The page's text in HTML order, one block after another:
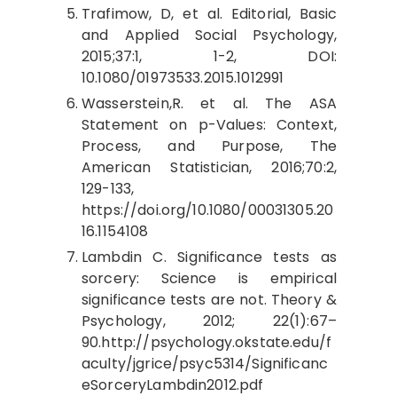
Trafimow, D, et al. Editorial, Basic
and Applied Social Psychology,
2015;37:1, 1-2, DOI:
10.1080/01973533.2015.1012991
Wasserstein,R. et al. The ASA
Statement on p-Values: Context,
Process, and Purpose, The
American Statistician, 2016;70:2,
129-133,
https://doi.org/10.1080/00031305.20
16.1154108
Lambdin C. Significance tests as
sorcery: Science is empirical
significance tests are not. Theory &
Psychology, 2012; 22(1):67–
90.http://psychology.okstate.edu/f
aculty/jgrice/psyc5314/Significanc
eSorceryLambdin2012.pdf